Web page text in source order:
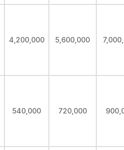
4,200,000 5,600,000
540,000 720,000